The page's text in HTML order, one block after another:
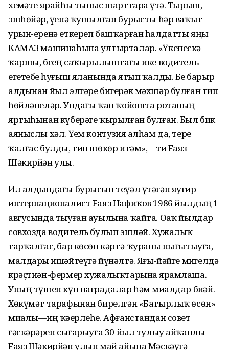
хеҙмәте ярайһы тыныс шарттарҙа үтә. Тырыш,
эшһөйәр, үҙенә ҡушылған бурысты һәр ваҡыт
урын-еренә еткереп башҡарған һалдатты яңы
КАМАЗ машинаһына ултырталар. «Үкенескә
ҡаршы, беҙҙең саҡырылыштағы ике водитель
егетебеҙ һуғыш яланында ятып ҡалды. Беҙ барыр
алдынан йыл элгәре бигерәк мәхшәр булған тип
һөйләнеләр. Ундағы ҡан ҡойошта ротаның
яртыһынан күберәге ҡырылған булған. Был бик
аяныслы хәл. Үҙем контузия алһам да, тере
ҡалғас булды, тип шөкөр итәм»,—ти Fаяз
Шәкирйән улы.
Ил алдындағы бурысын теүәл үтәгән яугир-
интернационалист Fаяз Нафиҡов 1986 йылдың 1
авгусында тыуған ауылына ҡайта. Оҙаҡ йылдар
совхозда водитель булып эшләй. Хужалыҡ
тарҡалғас, бар көсөн кәртә-ҡураны нығытыуға,
малдарҙы ишәйтеүгә йүнәлтә. Яҙғы-йәйге миҙгелдә
крәҫтиән-фермер хужалыҡтарына ярҙамлаша.
Уның түшен күп наградалар һәм миҙалдар биҙәй.
Хөкүмәт тарафынан бирелгән «Батырлыҡ өсөн»
миҙалы—иң ҡәҙерлеһе. Афғанстандан совет
ғәскәрҙәрен сығарыуға 30 йыл тулыу айҡанлы
Fаяз Шәкирйән улын май айына Мәскәүгә